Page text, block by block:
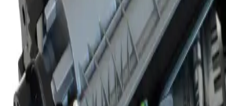
Samsung C410W toner kartuşu, CLP-410
modellerle uyumlu, yüksek baskı kalitesi ve
Kolay montajıyla yazıcınızın performansını
geri dönüşüm imkanları sağlar.
Lazer Yazıcı Avantajları: Hız,
Baskıda Üstün Teknoloji